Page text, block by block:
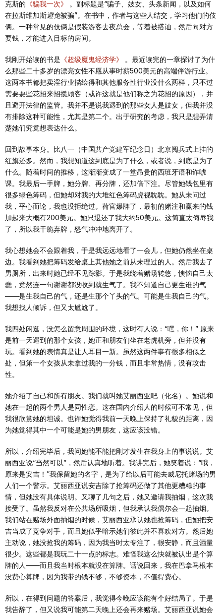
克斯的 《骗我一次》
。副标题是“骗子、妓女、头条新闻，以及如何
在拉斯维加斯避免被骗”。在书中，作者与这些人结交，学习他们的伎
俩。一种常见的伎俩是假装游客去夜总会，等着被搭讪，然后向对方
要钱，才能进入目标的房间。
我刚开始读的书是 《超级魔鬼经济学》
。最近读完的一章探讨了为什
么那些二十多岁的漂亮女性不愿从事时薪500美元的高端伴游行业。
这两本书都把卖淫行业描绘得和其他服务性行业没什么两样，只不过
需要耍些花招来招揽顾客（或许这就是他们称之为花招的原因），并
且避开法律的监管。我并不是说我遇到的那些女人是妓女，但我并没
有排除这种可能性，尤其是第二个。出于研究的考虑，我只是想弄清
楚她们究竟想表达什么。
回到故事本身。比八一（中国共产党建军纪念日）北京阅兵式上挂的
红旗还多。然而，我想知道这到底是为了什么，或者说，到底是为了
什么。随着时间的推移，这渐渐变成了一堂昂贵的西班牙语和诈唬
课。我最后一手牌，她分牌、再分牌，还加倍下注。尽管她钱包里有
很多绿色筹码，但她却对我的大堆红色筹码虎视眈眈。她从未问过
我，平心而论，我也没拒绝过。荷官爆牌了，最初的赌注和赢来的钱
加起来大概有200美元。她只退还了我大约50美元。这简直太侮辱我
了，所以我干脆弃牌，怒气冲冲地离开了。
我心想她会不会跟着我，于是我远远地看了一会儿，但她仍然坐在桌
边。我看到她把筹码发给桌上其他她之前从未理过的人。然后我去了
男厕所，出来时她已经不见踪影。于是我绕着赌场转悠，懊恼自己太
蠢，竟然连一句谢谢都没收到就生气了。我不知道自己更生谁的气
——是生我自己的气，还是生那个丫头的气。可能是生我自己的气。
我想找人倾诉，但又太尴尬了。
我四处闲逛，没怎么留意周围的环境，这时有人说：“嘿，你！” 原来
是前一天遇到的那个女孩，她正和朋友们坐在老虎机旁，但并没有
玩。看到她的表情真是让人耳目一新。虽然这两件事有很多相似之
处，但第一个女孩从未拿过我的一分钱，而且非常热情，没有攻击
性。
她介绍了自己和所有朋友。我们就叫她艾丽西亚吧（化名）。她说和
她在一起的两个男人是同性恋。这在国内介绍人的时候可不常见，但
我很欣赏她的坦诚。也许她觉得我前一天晚上保持了礼貌的距离，因
为她觉得其中一个可能是她的男朋友，这应该没错。
所以，介绍完毕后，我问她能不能把刚才发生在我身上的事说说。艾
丽西亚说“当然可以”，然后认真地听着。我讲完后，她笑着说：“哦，
原来是安吉！”我保留她的名字，是为了给以后可能去威尼托赌场的男
人们一个警示。艾丽西亚说安吉除了抢筹码还做了其他更糟糕的事
情，但她没有具体说明。又聊了几句之后，她又邀请我抽烟，这次我
接受了。虽然我反对在公共场所吸烟，但我承认我偶尔会一起抽烟。
我们站在赌场外面抽烟的时候，艾丽西亚承认她也抢筹码，但她把安
吉当成了竞争对手，而且她似乎暗示她们彼此并不喜欢对方。然后她
主动说，她没抢我的筹码，因为我当时太专注了，很安静，而且酒量
很少。这些都是我玩二十一点的标志。难怪我这么快就被认出是个算
牌的人——而且我当时根本就没在算牌。话说回来，我在巴拿马根本
没费心算牌，因为我带的钱不够，不够资本，不值得费心。
所以，在得到问题的答案后，我觉得今晚应该能有个好结局了。于是
我告辞了，但又说我可能第二天晚上还会再来赌场。艾丽西亚说她会